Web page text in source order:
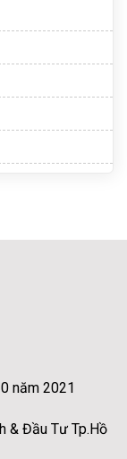
năm 2021
& Đầu Tư Tp.Hồ